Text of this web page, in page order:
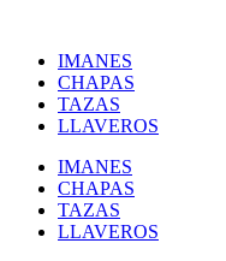
contenidoIMANES
CHAPAS
TAZAS
LLAVEROS
IMANES
CHAPAS
TAZAS
LLAVEROS